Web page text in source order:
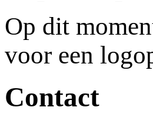
Op dit
voor een
Contact